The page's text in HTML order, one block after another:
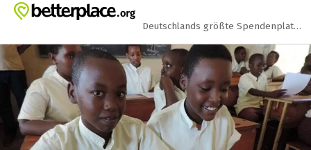
Zum Hauptinhalt springen
Erklärung zur Barrierefreiheit anzeigen
Deutschlands größte Spendenplattform